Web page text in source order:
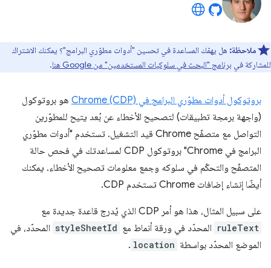
ملاحظة: هل يهمّك المساعدة في تحسين "أدوات مطوّري البرامج"؟ يمكنك الاشتراك
للمشاركة في برنامج "البحث في سلوكيات المستخدمين" من Google هنا .
بروتوكول أدوات مطوّري البرامج في Chrome (CDP)
هو بروتوكول
(واجهة برمجة تطبيقات) لتصحيح الأخطاء عن بُعد يتيح للمطوّرين
التواصل مع متصفّح Chrome قيد التشغيل. تستخدم "أدوات مطوّري
البرامج في Chrome" بروتوكول CDP لمساعدتك في فحص حالة
المتصفّح والتحكّم في سلوكه وجمع معلومات تصحيح الأخطاء. يمكنك
أيضًا إنشاء إضافات Chrome تستخدم CDP.
على سبيل المثال، هذا هو أمر CDP الذي يُدرج قاعدة جديدة مع
ruleText المحدّد في ورقة أنماط مع styleSheetId المحدّد، في
الموضع المحدّد بواسطة location
.